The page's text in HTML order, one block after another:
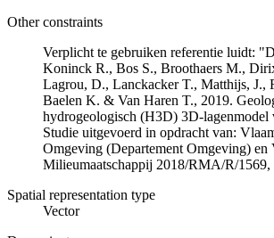
Other constraints
Verplicht te gebruiken referentie luidt:
Koninck R., Bos S., Broothaers M.,
Lagrou, D., Lanckacker T., Matthijs, J.,
Baelen K. & Van Haren T., 2019.
hydrogeologisch (H3D) 3D-lagenmodel
Studie uitgevoerd in opdracht van:
Omgeving (Departement Omgeving) en
Milieumaatschappij 2018/RMA/R/
Spatial representation type
Vector